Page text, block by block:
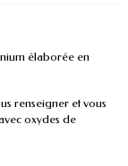
élaborée en
renseigner et vous
oxydes de